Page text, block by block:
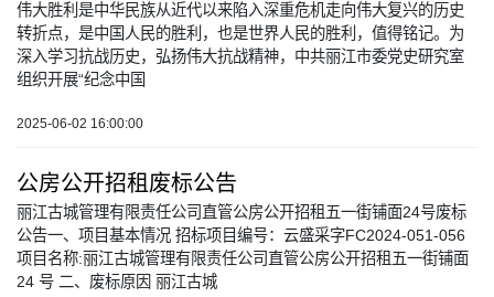
伟大胜利是中华民族从近代以来陷入深重危机走向伟大复兴的历史
转折点，是中国人民的胜利，也是世界人民的胜利，值得铭记。为
深入学习抗战历史，弘扬伟大抗战精神，中共丽江市委党史研究室
组织开展“纪念中国
2025-06-02 16:00:00
公房公开招租废标公告
丽江古城管理有限责任公司直管公房公开招租五一街铺面24号废标
公告一、项目基本情况 招标项目编号：云盛采字FC2024-051-056
项目名称:丽江古城管理有限责任公司直管公房公开招租五一街铺面
24 号 二、废标原因 丽江古城